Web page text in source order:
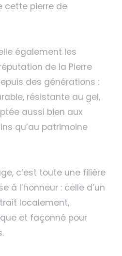
cette pierre de
également les
de la Pierre
des générations :
résistante au gel,
aussi bien aux
qu’au patrimoine
c’est toute une filière
à l’honneur : celle d’un
localement,
et façonné pour